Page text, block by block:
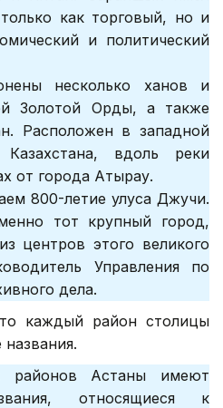
как торговый, но и
и политический
несколько ханов и
Золотой Орды, а также
Расположен в западной
Казахстана, вдоль реки
от города Атырау.
800-летие улуса Джучи.
тот крупный город,
центров этого великого
Управления по
дела.
каждый район столицы
районов Астаны имеют
относящиеся к